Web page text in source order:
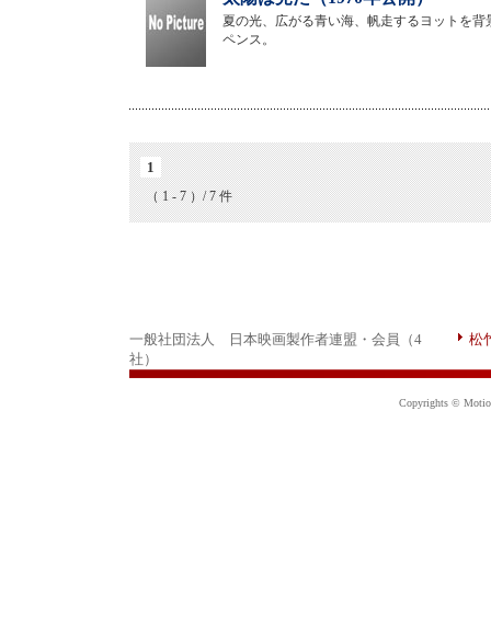
夏の光、広がる青い海、帆走するヨットを
ペンス。
1
（ 1 - 7 ）/ 7 件
一般社団法人 日本映画製作者連盟・会員（4
社）
松
Copyrights ©